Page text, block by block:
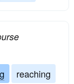
reaching